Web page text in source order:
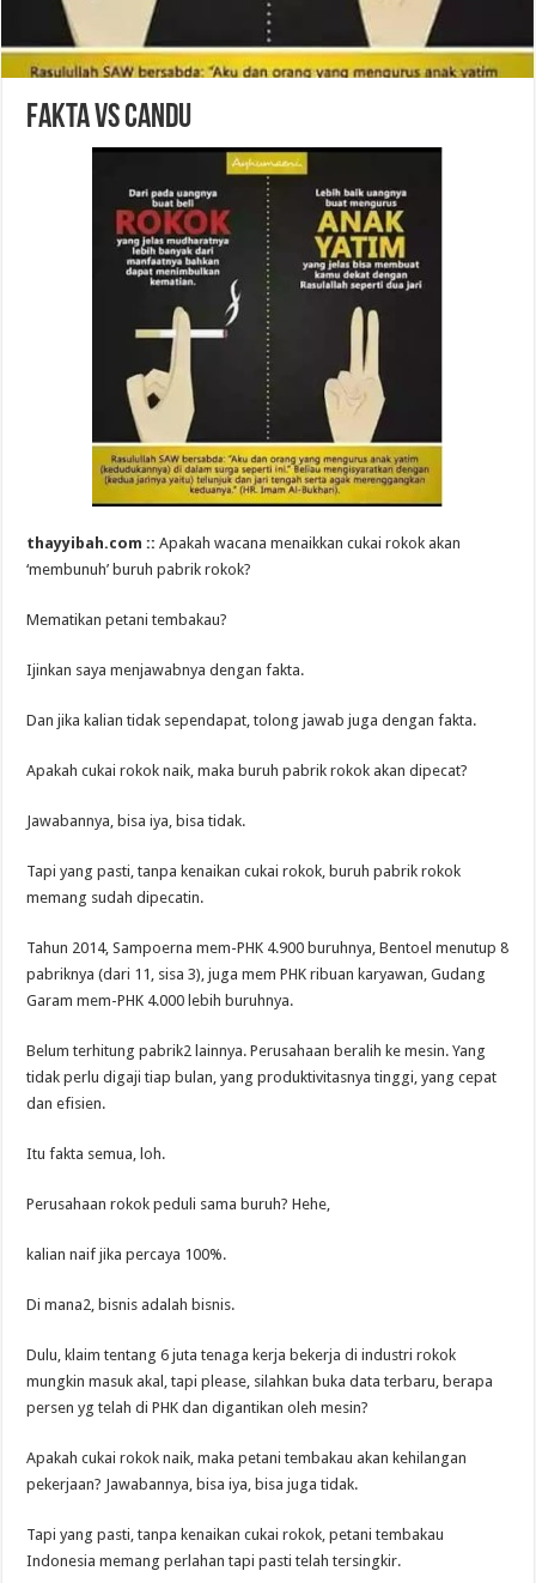
Fakta vs Candu
thayyibah.com ::Apakah wacana menaikkan cukai rokok akan
‘membunuh’ buruh pabrik rokok?
Mematikan petani tembakau?
Ijinkan saya menjawabnya dengan fakta.
Dan jika kalian tidak sependapat, tolong jawab juga dengan fakta.
Apakah cukai rokok naik, maka buruh pabrik rokok akan dipecat?
Jawabannya, bisa iya, bisa tidak.
Tapi yang pasti, tanpa kenaikan cukai rokok, buruh pabrik rokok
memang sudah dipecatin.
Tahun 2014, Sampoerna mem-PHK 4.900 buruhnya, Bentoel menutup 8
pabriknya (dari 11, sisa 3), juga mem PHK ribuan karyawan, Gudang
Garam mem-PHK 4.000 lebih buruhnya.
Belum terhitung pabrik2 lainnya. Perusahaan beralih ke mesin. Yang
tidak perlu digaji tiap bulan, yang produktivitasnya tinggi, yang cepat
dan efisien.
Itu fakta semua, loh.
Perusahaan rokok peduli sama buruh? Hehe,
kalian naif jika percaya 100%.
Di mana2, bisnis adalah bisnis.
Dulu, klaim tentang 6 juta tenaga kerja bekerja di industri rokok
mungkin masuk akal, tapi please, silahkan buka data terbaru, berapa
persen yg telah di PHK dan digantikan oleh mesin?
Apakah cukai rokok naik, maka petani tembakau akan kehilangan
pekerjaan? Jawabannya, bisa iya, bisa juga tidak.
Tapi yang pasti, tanpa kenaikan cukai rokok, petani tembakau
Indonesia memang perlahan tapi pasti telah tersingkir.